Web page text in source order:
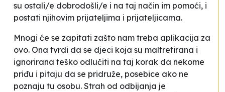
su ostali/e dobrodošli/e i na taj način im pomoći, i
postati njihovim prijateljima i prijateljicama.
Mnogi će se zapitati zašto nam treba aplikacija za
ovo. Ona tvrdi da se djeci koja su maltretirana i
ignorirana teško odlučiti na taj korak da nekome
priđu i pitaju da se pridruže, posebice ako ne
poznaju tu osobu. Strah od odbijanja je